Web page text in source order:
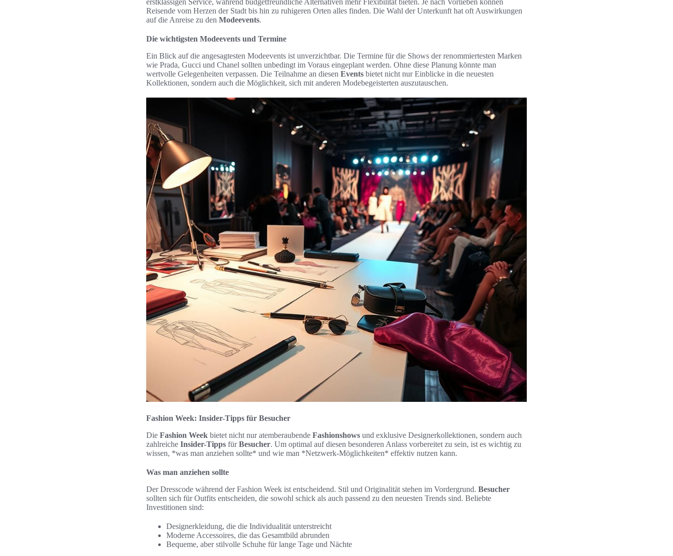
Reisende vom Herzen der Stadt bis hin zu ruhigeren Orten alles finden. Die Wahl der Unterkunft hat oft Auswirkungen
auf die Anreise zu den Modeevents.
Die wichtigsten Modeevents und Termine
Ein Blick auf die angesagtesten Modeevents ist unverzichtbar. Die Termine für die Shows der renommiertesten Marken
wie Prada, Gucci und Chanel sollten unbedingt im Voraus eingeplant werden. Ohne diese Planung könnte man
wertvolle Gelegenheiten verpassen. Die Teilnahme an diesen Events bietet nicht nur Einblicke in die neuesten
Kollektionen, sondern auch die Möglichkeit, sich mit anderen Modebegeisterten auszutauschen.
Fashion Week: Insider-Tipps für Besucher
Die Fashion Week bietet nicht nur atemberaubende Fashionshows und exklusive Designerkollektionen, sondern auch
zahlreiche Insider-Tipps fürBesucher. Um optimal auf diesen besonderen Anlass vorbereitet zu sein, ist es wichtig zu
wissen, *was man anziehen sollte* und wie man *Netzwerk-Möglichkeiten* effektiv nutzen kann.
Was man anziehen sollte
Der Dresscode während der Fashion Week ist entscheidend. Stil und Originalität stehen im Vordergrund. Besucher
sollten sich für Outfits entscheiden, die sowohl schick als auch passend zu den neuesten Trends sind. Beliebte
Investitionen sind:
Designerkleidung, die die Individualität unterstreicht
Moderne Accessoires, die das Gesamtbild abrunden
Bequeme, aber stilvolle Schuhe für lange Tage und Nächte